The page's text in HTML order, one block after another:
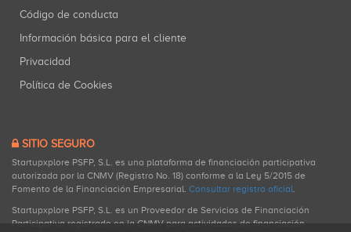
Código de conducta
Información básica para el cliente
Privacidad
Política de Cookies
SITIO SEGURO
Startupxplore PSFP, S.L. es una plataforma de financiación participativa
autorizada por la CNMV (Registro No. 18) conforme a la Ley 5/2015 de
Fomento de la Financiación Empresarial. Consultar registro oficial.
Startupxplore PSFP, S.L. es un Proveedor de Servicios de Financiación
Participativa registrado en la CNMV para actividades de financiación